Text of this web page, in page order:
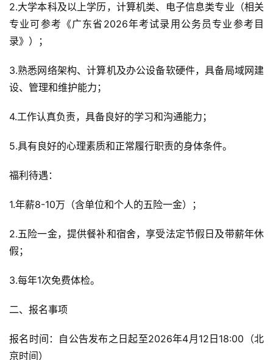
2.大学本科及以上学历，计算机类、电子信息类专业（相关
专业可参考《广东省2026年考试录用公务员专业参考目
录》）；
3.熟悉网络架构、计算机及办公设备软硬件，具备局域网建
设、管理和维护能力；
4.工作认真负责，具备良好的学习和沟通能力；
5.具有良好的心理素质和正常履行职责的身体条件。
福利待遇：
1.年薪8-10万（含单位和个人的五险一金）；
2.五险一金，提供餐补和宿舍，享受法定节假日及带薪年休
假；
3.每年1次免费体检。
二、报名事项
报名时间：自公告发布之日起至2026年4月12日18:00（北
京时间）